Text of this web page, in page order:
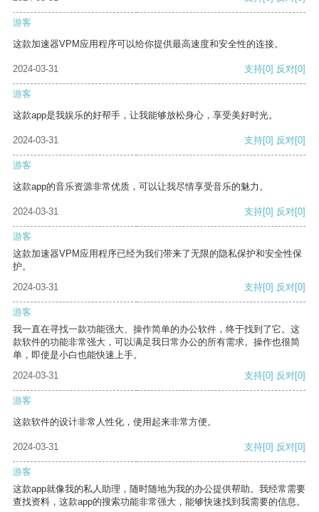
游客
这款加速器VPM应用程序可以给你提供最高速度和安全性的连接。
2024-03-31 支持[0] 反对[0]
游客
这款app是我娱乐的好帮手，让我能够放松身心，享受美好时光。
2024-03-31 支持[0] 反对[0]
游客
这款app的音乐资源非常优质，可以让我尽情享受音乐的魅力。
2024-03-31 支持[0] 反对[0]
游客
这款加速器VPM应用程序已经为我们带来了无限的隐私保护和安全性保
护。
2024-03-31
支持[0] 反对[0]
游客
我一直在寻找一款功能强大、操作简单的办公软件，终于找到了它。这
款软件的功能非常强大，可以满足我日常办公的所有需求。操作也很简
单，即使是小白也能快速上手。
2024-03-31
支持[0] 反对[0]
游客
这款软件的设计非常人性化，使用起来非常方便。
2024-03-31 支持[0] 反对[0]
游客
这款app就像我的私人助理，随时随地为我的办公提供帮助。我经常需要
查找资料，这款app的搜索功能非常强大，能够快速找到我需要的信息。